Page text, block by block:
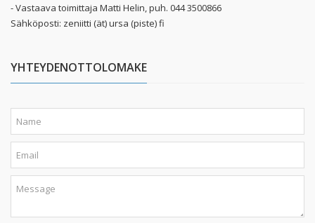
- Vastaava toimittaja Matti Helin, puh. 044 3500866
Sähköposti: zeniitti (ät) ursa (piste) fi
YHTEYDENOTTOLOMAKE